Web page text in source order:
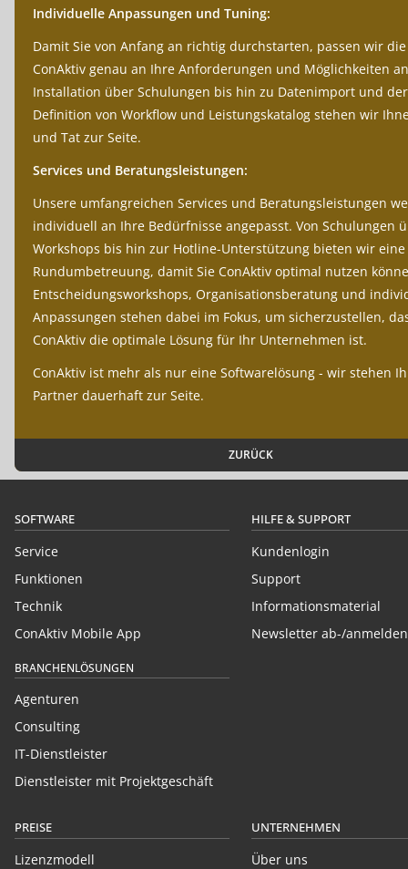
Individuelle Anpassungen und Tuning:
Damit Sie von Anfang an richtig durchstarten, passen wir
ConAktiv genau an Ihre Anforderungen und Möglichkeiten
Installation über Schulungen bis hin zu Datenimport und der
Definition von Workflow und Leistungskatalog stehen wir
und Tat zur Seite.
Services und Beratungsleistungen:
Unsere umfangreichen Services und Beratungsleistungen
individuell an Ihre Bedürfnisse angepasst. Von Schulungen
Workshops bis hin zur Hotline-Unterstützung bieten wir eine
Rundumbetreuung, damit Sie ConAktiv optimal nutzen
Entscheidungsworkshops, Organisationsberatung und
Anpassungen stehen dabei im Fokus, um sicherzustellen,
ConAktiv die optimale Lösung für Ihr Unternehmen ist.
ConAktiv ist mehr als nur eine Softwarelösung - wir stehen
Partner dauerhaft zur Seite.
ZURÜCK
SOFTWARE
Service
Funktionen
Technik
ConAktiv Mobile App
BRANCHENLÖSUNGEN
Agenturen
Consulting
IT-Dienstleister
Dienstleister mit Projektgeschäft
HILFE & SUPPORT
Kundenlogin
Support
Informationsmaterial
Newsletter ab-/anmelden
PREISE
Lizenzmodell
UNTERNEHMEN
Über uns